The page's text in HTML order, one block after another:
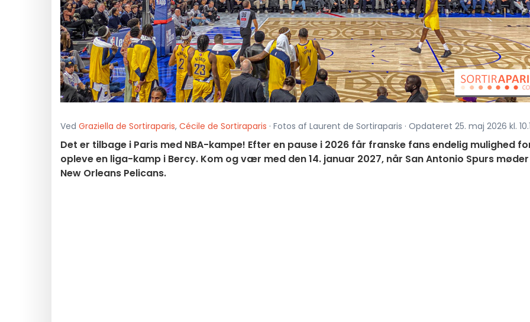
Ved Graziella de Sortiraparis, Cécile de Sortiraparis · Fotos af Laurent de Sortiraparis · Opdateret 25. maj 2026 kl.
Det er tilbage i Paris med NBA-kampe! Efter en pause i 2026 får franske fans endelig mulighed
opleve en liga-kamp i Bercy. Kom og vær med den 14. januar 2027, når San Antonio Spurs møder
New Orleans Pelicans.